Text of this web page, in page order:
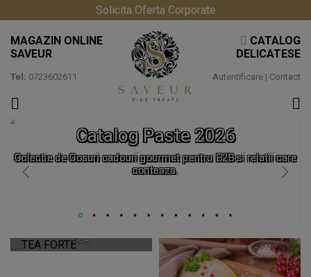
Solicita Oferta Corporate
MAGAZIN ONLINE
SAVEUR
Tel: 0723602611
CATALOG
DELICATESE
Autentificare | Contact
Catalog Paste 2026
Colectie de Cosuri cadouri gourmet pentru B2B si relatii care
conteaza.
TEA FORTE
CEAI